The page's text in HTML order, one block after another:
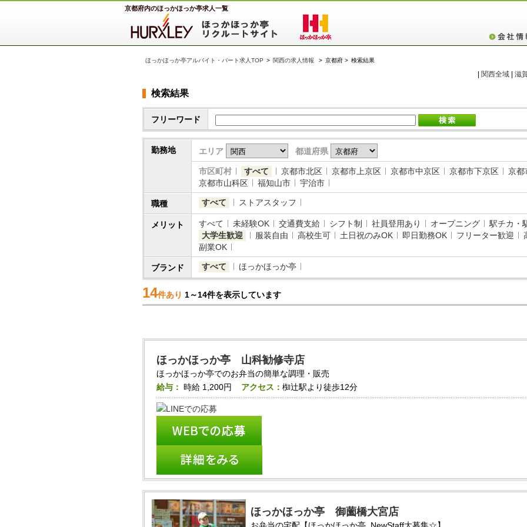
京都府内のほっかほっか亭求人一覧
ほっかほっか亭アルバイト・パート求人TOP > 関西の求人情報 > 京都府 > 検索結果
関西全域 滋
検索結果
フリーワード
勤務地 エリア 都道府県
市区町村 すべて 京都市北区 京都市上京区 京都市中京区 京都市下京区 京都
京都市山科区
福知山市 宇治市
職種 すべて ストアスタッフ
メリット すべて 未経験OK 交通費支給 シフト制 社員登用あり オープニング 駅チカ・
大学生歓迎
服装自由 高校生可 土日祝のみOK 即日勤務OK フリーター歓迎
副業OK
ブランド すべて ほっかほっか亭
14件あり 1～14件を表示しています
ほっかほっか亭 山科勧修寺店
ほっかほっか亭でのお弁当の簡単な調理・販売
給与： 時給 1,200円 アクセス：椥辻駅より徒歩12分
ほっかほっか亭 御薗橋大宮店